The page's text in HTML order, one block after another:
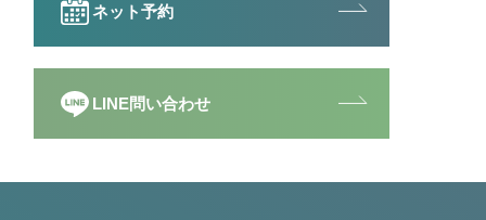
ネット予約
LINE問い合わせ